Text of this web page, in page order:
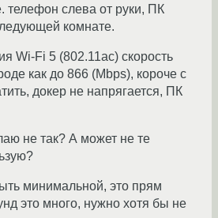
телефон слева от руки, ПК
комнате.
Wi-Fi 5 (802.11ac) скорость
как до 866 (Mbps), короче с
докер не напрягается, ПК
не так? А может не те
минимальной, это прям
это много, нужно хотя бы не